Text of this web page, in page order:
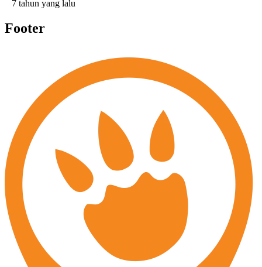
7 tahun yang lalu
Footer